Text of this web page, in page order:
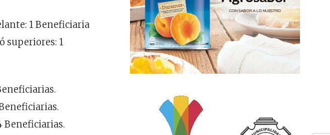
1 Beneficiaria
superiores: 1
Beneficiarias.